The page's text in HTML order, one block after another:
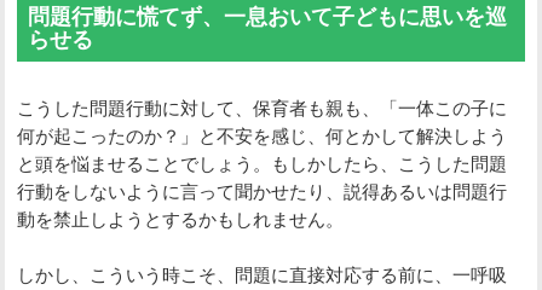
問題行動に慌てず、一息おいて子どもに思いを巡
らせる
こうした問題行動に対して、保育者も親も、「一体この子に
何が起こったのか？」と不安を感じ、何とかして解決しよう
と頭を悩ませることでしょう。もしかしたら、こうした問題
行動をしないように言って聞かせたり、説得あるいは問題行
動を禁止しようとするかもしれません。
しかし、こういう時こそ、問題に直接対応する前に、一呼吸